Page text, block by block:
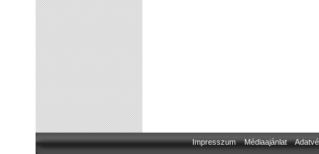
Impresszum Médiaajánlat